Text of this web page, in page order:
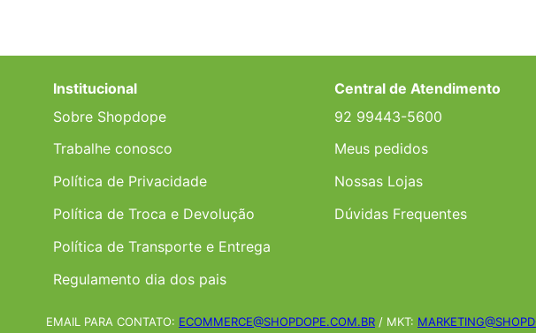
Institucional
Sobre Shopdope
Trabalhe conosco
Política de Privacidade
Política de Troca e Devolução
Política de Transporte e Entrega
Regulamento dia dos pais
Central de Atendimento
92 99443-5600
Meus pedidos
Nossas Lojas
Dúvidas Frequentes
EMAIL PARA CONTATO: ECOMMERCE@SHOPDOPE.COM.BR / MKT: